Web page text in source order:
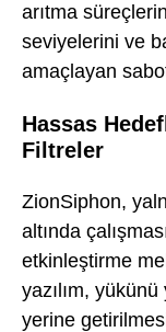
arıtma
seviyelerini ve
amaçlayan
Hassas
Filtreler
ZionSiphon,
altında
etkinleştirme
yazılım,
yerine